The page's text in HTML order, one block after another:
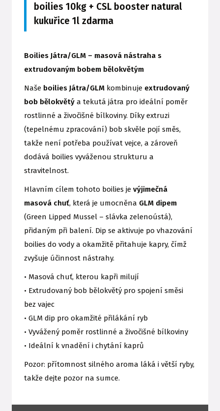
boilies 10kg + CSL booster natural
kukuřice 1l zdarma
Boilies Játra/GLM – masová nástraha s
extrudovaným bobem bělokvětým
Naše boilies Játra/GLM kombinuje extrudovaný
bob bělokvětý a tekutá játra pro ideální poměr
rostlinné a živočišné bílkoviny. Díky extruzi
(tepelnému zpracování) bob skvěle pojí směs,
takže není potřeba používat vejce, a zároveň
dodává boilies vyváženou strukturu a
stravitelnost.
Hlavním cílem tohoto boilies je výjimečná
masová chuť, která je umocněna GLM dipem
(Green Lipped Mussel – slávka zelenoústá),
přidaným při balení. Dip se aktivuje po vhazování
boilies do vody a okamžitě přitahuje kapry, čímž
zvyšuje účinnost nástrahy.
• Masová chuť, kterou kapři milují
• Extrudovaný bob bělokvětý pro spojení směsi
bez vajec
• GLM dip pro okamžité přilákání ryb
• Vyvážený poměr rostlinné a živočišné bílkoviny
• Ideální k vnadění i chytání kaprů
Pozor: přítomnost silného aroma láká i větší ryby,
takže dejte pozor na sumce.